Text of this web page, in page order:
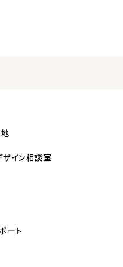
イン相談室
ート